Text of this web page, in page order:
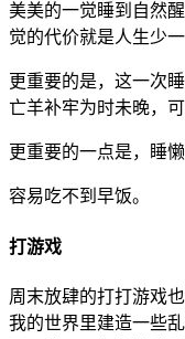
美美的一觉睡到自然
觉的代价就是人生少一
更重要的是，这一次
亡羊补牢为时未晚，
更重要的一点是，睡
容易吃不到早饭。
打游戏
周末放肆的打打游戏
我的世界里建造一些